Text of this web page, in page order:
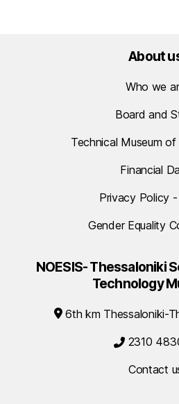
About
Who we
Board and
Technical Museum
Financial
Privacy Policy -
Gender Equality
NOESIS- Thessaloniki
Technology
6th km Thessaloniki-
2310
Contact